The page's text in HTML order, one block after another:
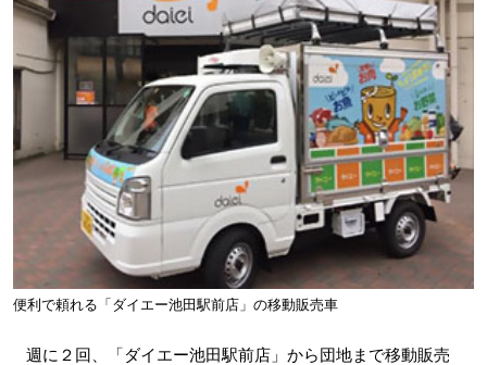
便利で頼れる「ダイエー池田駅前店」の移動販売車
週に２回、「ダイエー池田駅前店」から団地まで移動販売